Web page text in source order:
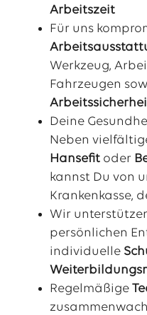
Arbeitszeit
Für uns
Werkzeug,
Fahrzeugen
Deine
Neben
Hansefit oder
kannst Du von
Krankenkasse,
Wir
persönlichen
individuelle
Regelmäßige